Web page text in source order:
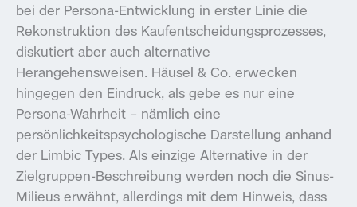
bei der Persona-Entwicklung in erster Linie die
Rekonstruktion des Kaufentscheidungsprozesses,
diskutiert aber auch alternative
Herangehensweisen. Häusel & Co. erwecken
hingegen den Eindruck, als gebe es nur eine
Persona-Wahrheit – nämlich eine
persönlichkeitspsychologische Darstellung anhand
der Limbic Types. Als einzige Alternative in der
Zielgruppen-Beschreibung werden noch die Sinus-
Milieus erwähnt, allerdings mit dem Hinweis, dass